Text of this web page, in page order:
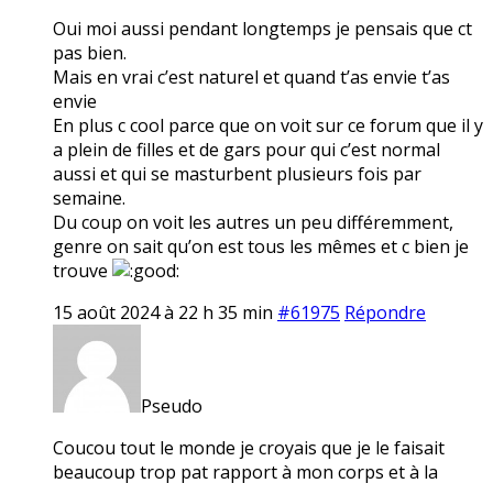
Oui moi aussi pendant longtemps je pensais que ct
pas bien.
Mais en vrai c’est naturel et quand t’as envie t’as
envie
En plus c cool parce que on voit sur ce forum que il y
a plein de filles et de gars pour qui c’est normal
aussi et qui se masturbent plusieurs fois par
semaine.
Du coup on voit les autres un peu différemment,
genre on sait qu’on est tous les mêmes et c bien je
trouve
15 août 2024 à 22 h 35 min #61975 Répondre
Pseudo
Coucou tout le monde je croyais que je le faisait
beaucoup trop pat rapport à mon corps et à la